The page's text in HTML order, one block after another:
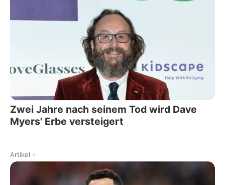
Zwei Jahre nach seinem Tod wird Dave
Myers' Erbe versteigert
Artikel -